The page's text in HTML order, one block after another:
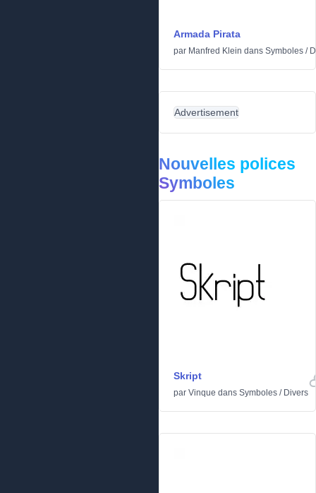
Armada Pirata
par Manfred Klein dans Symboles /
Advertisement
Nouvelles polices
Symboles
Skript
par Vinque dans Symboles / Divers